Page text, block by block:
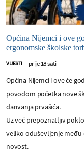
Općina Nijemci i ove
ergonomske školske
VIJESTI - prije 18 sati
Općina Nijemci i ove će
povodom početka nove
darivanja prvašića.
Uz već prepoznatljiv
veliko oduševljenje među
novost.